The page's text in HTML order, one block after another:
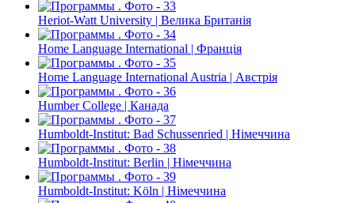
Heriot-Watt University | Велика Британія
Home Language International | Франція
Home Language International Austria | Австрія
Humber College | Канада
Humboldt-Institut: Bad Schussenried | Німеччина
Humboldt-Institut: Berlin | Німеччина
Humboldt-Institut: Köln | Німеччина